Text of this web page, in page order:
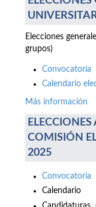
Elecciones
grupos)
Convocatoria
Calendario
Más información
COMISIÓN
2025
Convocatoria
Calendario